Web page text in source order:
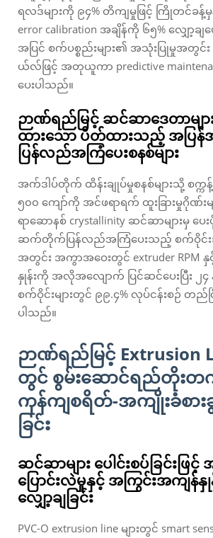
ရလဒ်များကို ၉၄% တိကျမှုဖြင့် ကြိုတင်ခန့်မှန်
error calibration အချိန်ကို ၆၅% လျှော့ခ
အပြင် စက်ပစ္စည်းများ၏ အသုံးပြုမှုအတွင်း
ယ်လ်ဖြင့် အတုယူကာ predictive
ပေးပါသည်။
ဉာဏ်ရည်မြင့် ဆင်ဆာဒေတာမျာ
ထားသော ပိတ်ထားသည့် အပြ
ပြန်လည်အကြံပေးစနစ်များ
အက်ဒါပ်တိုက် ထိန်းချုပ်မှုစနစ်များသို့ စက္
၅၀၀ ကျော်ကို အင်ဖရာရက် ထူးခြားမှုဂိုဏ်
ရာဆောနစ် crystallinity ဆင်ဆာများမှ ပ
ဆက်တိုက်ပြန်လည်အကြံပေးသည့် စက်ဝိုင်း
အတွင်း အကွာအဝေးတွင် extruder RPM နှ
နှုန်းကို အလိုအလျောက် ပြင်ဆင်ပေးပြီး ၂
စက်ဝိုင်းများတွင် ၉၉.၄% လုပ်ငန်းစဉ် တည်
ပါသည်။
ဉာဏ်ရည်မြင့် Extrusion
တွင် စွမ်းဆောင်ရည်တိုးတ
ကုန်ကျစရိတ်-အကျိုးခံစား
ခြင်း
ဆင်ဆာများ ပေါင်းစပ်ခြင်းဖြ
ပြောင်းလဲမှုနှင့် အကြွင်းအကျန်နှုန်
လျှော့ချခြင်း
PVC-O extrusion line များတွင် smart